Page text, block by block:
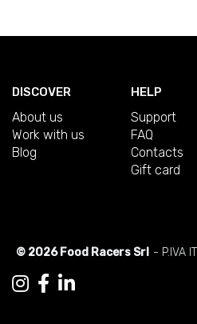
DISCOVER
About us
Work with us
Blog
HELP
Support
FAQ
Contacts
Gift card
© 2026 Food Racers Srl - P.IVA